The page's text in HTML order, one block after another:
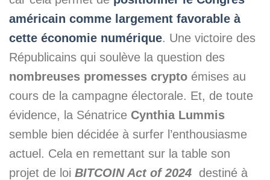
américain comme largement favorable à
cette économie numérique. Une victoire des
Républicains qui soulève la question des
nombreuses promesses crypto émises au
cours de la campagne électorale. Et, de toute
évidence, la Sénatrice Cynthia Lummis
semble bien décidée à surfer l’enthousiasme
actuel. Cela en remettant sur la table son
projet de loi BITCOIN Act of 2024 destiné à